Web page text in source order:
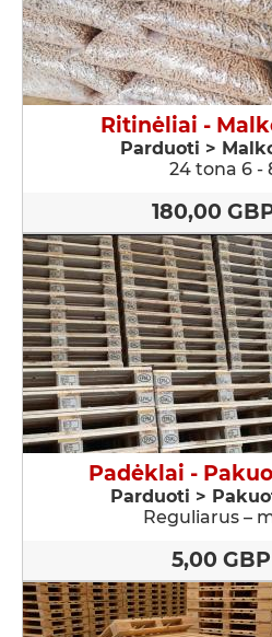
Ritinėliai -
Parduoti >
24 tona 6 -
180,00
Padėklai -
Parduoti >
Reguliarus –
5,00